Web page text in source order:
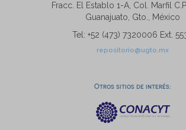
Fracc. El Establo 1-A, Col. Marfil
Guanajuato, Gto., México
Tel: +52 (473) 7320006 Ext.
repositorio@ugto.mx
Otros sitios de interés: